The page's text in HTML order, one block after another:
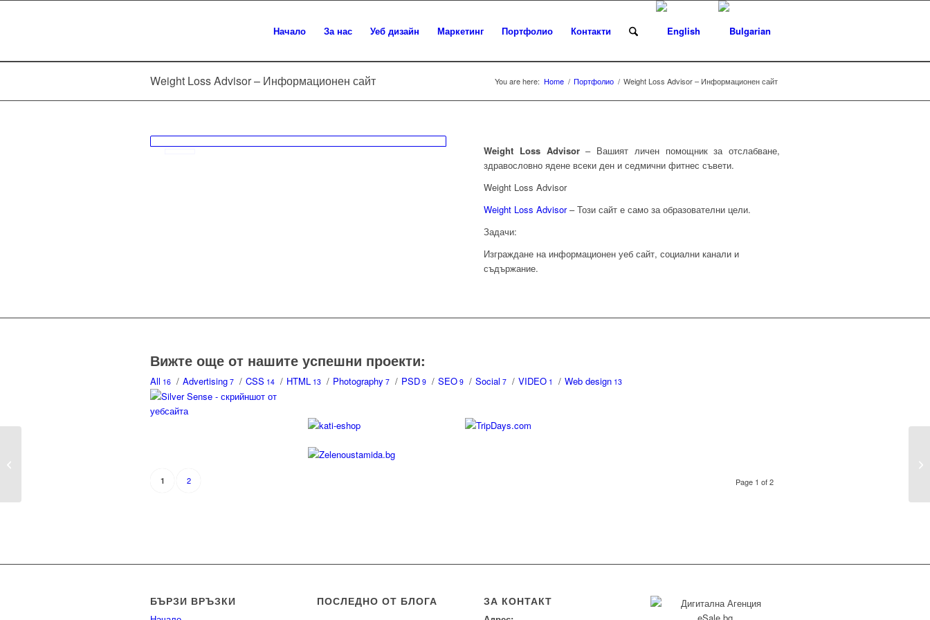
Начало За нас Уеб дизайн Маркетинг Портфолио Контакти
Weight Loss Advisor – Информационен сайт You are here: Home / Портфолио / Weight Loss Advisor – Информационен сайт
Weight Loss Advisor– Вашият личен помощник за отслабване,
здравословно ядене всеки ден и седмични фитнес съвети.
Weight Loss Advisor
Weight Loss Advisor– Този сайт е само за образователни цели.
Задачи:
Изграждане на информационен уеб сайт, социални канали и
съдържание.
Вижте още от нашите успешни проекти:
All 16 / Advertising 7 / CSS 14 / HTML 13 / Photography 7 / PSD 9 / SEO 9 / Social 7 / VIDEO 1 / Web design 13
Page 1 of 2
1 2
БЪРЗИ ВРЪЗКИ ПОСЛЕДНО ОТ БЛОГА ЗА КОНТАКТ